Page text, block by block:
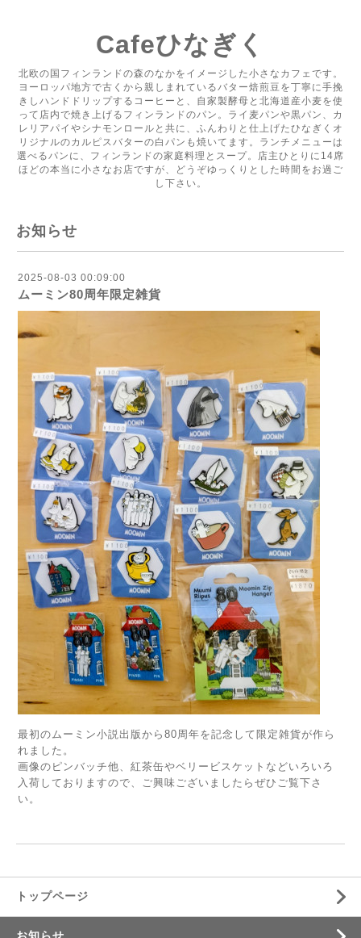
Cafeひなぎく
北欧の国フィンランドの森のなかをイメージした小さなカフェです。
ヨーロッパ地方で古くから親しまれているバター焙煎豆を丁寧に手挽
きしハンドドリップするコーヒーと、自家製酵母と北海道産小麦を使
って店内で焼き上げるフィンランドのパン。ライ麦パンや黒パン、カ
レリアパイやシナモンロールと共に、ふんわりと仕上げたひなぎくオ
リジナルのカルピスバターの白パンも焼いてます。ランチメニューは
選べるパンに、フィンランドの家庭料理とスープ。店主ひとりに14席
ほどの本当に小さなお店ですが、どうぞゆっくりとした時間をお過ご
し下さい。
お知らせ
2025-08-03 00:09:00
ムーミン80周年限定雑貨
最初のムーミン小説出版から80周年を記念して限定雑貨が作ら
れました。
画像のピンバッチ他、紅茶缶やベリービスケットなどいろいろ
入荷しておりますので、ご興味ございましたらぜひご覧下さ
い。
トップページ